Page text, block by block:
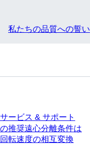
私たちの品質への誓い
サービス & サポート
の推奨遠心分離条件は
回転速度の相互変換